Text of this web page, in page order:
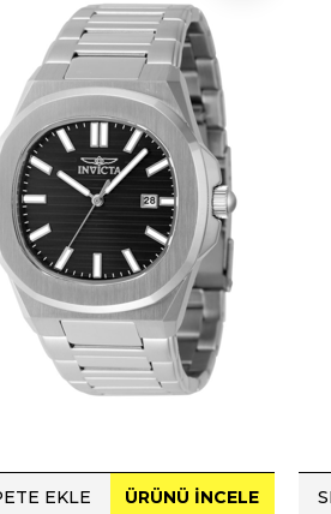
EKLE ÜRÜNÜ İNCELE